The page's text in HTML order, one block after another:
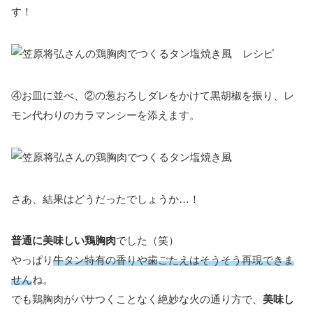
す！
④お皿に並べ、②の葱おろしダレをかけて黒胡椒を振り、レ
モン代わりのカラマンシーを添えます。
さあ、結果はどうだったでしょうか…！
普通に美味しい鶏胸肉でした（笑）
やっぱり牛タン特有の香りや歯ごたえはそうそう再現できま
せんね。
でも鶏胸肉がパサつくことなく絶妙な火の通り方で、 美味し